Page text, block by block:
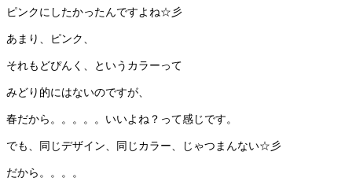
ピンクにしたかったんですよね☆彡
あまり、ピンク、
それもどぴんく、というカラーって
みどり的にはないのですが、
春だから。。。。。いいよね？って感じです。
でも、同じデザイン、同じカラー、じゃつまんない☆彡
だから。。。。